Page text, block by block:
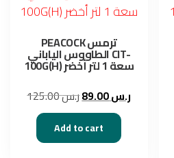
PEACOCK ترمس
الطاووس الياباني CIT-
100G(H) سعة 1 لتر أخضر
ر.س125.00
Original
price
was:
ر.س89.00
Add to cart